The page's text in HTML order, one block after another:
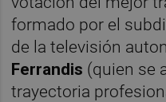
formado por el
de la televisión
Ferrandis (quien se
trayectoria